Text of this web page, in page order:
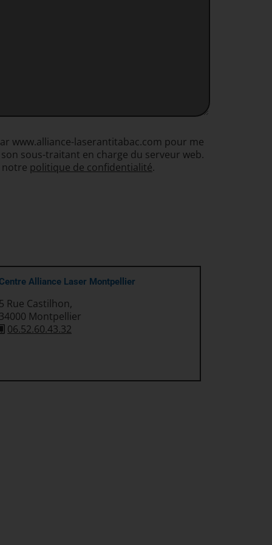
www.alliance-laserantitabac.com pour me
sous-traitant en charge du serveur web.
notre politique de confidentialité.
Alliance Laser Montpellier
Rue Castilhon,
Montpellier
06.52.60.43.32